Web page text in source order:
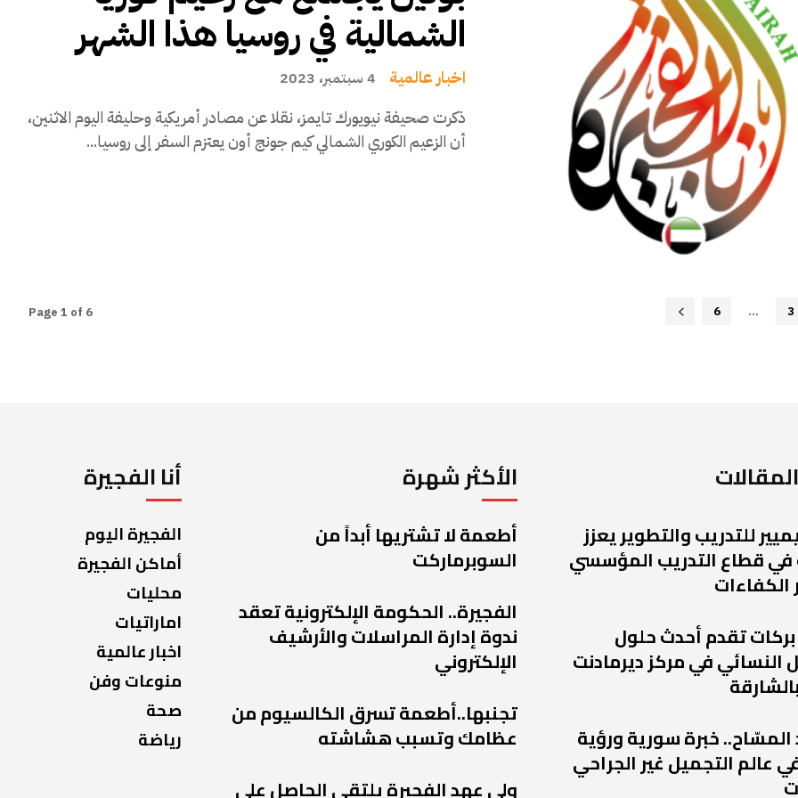
الشمالية في روسيا هذا الشهر
اخبار عالمية 4 سبتمبر، 2023
ذكرت صحيفة نيويورك تايمز، نقلا عن مصادر أمريكية وحليفة اليوم الاثنين،
أن الزعيم الكوري الشمالي كيم جونج أون يعتزم السفر إلى روسيا...
3
...
6
Page 1 of 6
أنا الفجيرة
الفجيرة اليوم
أماكن الفجيرة
محليات
اماراتيات
اخبار عالمية
منوعات وفن
صحة
رياضة
الأكثر شهرة
أطعمة لا تشتريها أبداً من
السوبرماركت
الفجيرة.. الحكومة الإلكترونية تعقد
ندوة إدارة المراسلات والأرشيف
الإلكتروني
تجنبها..أطعمة تسرق الكالسيوم من
عظامك وتسبب هشاشته
ولي عهد الفجيرة يلتقي الحاصل على
للتدريب والتطوير يعزز
في قطاع التدريب المؤسسي
تقدم أحدث حلول
النسائي في مركز ديرمادنت
خبرة سورية ورؤية
عالم التجميل غير الجراحي